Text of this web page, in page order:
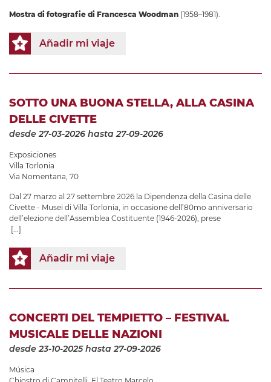
Mostra di fotografie di Francesca Woodman (1958–1981).
Añadir mi viaje
SOTTO UNA BUONA STELLA, ALLA CASINA
DELLE CIVETTE
desde 27-03-2026 hasta 27-09-2026
Exposiciones
Villa Torlonia
Via Nomentana, 70
Dal 27 marzo al 27 settembre 2026 la Dipendenza della Casina delle
Civette - Musei di Villa Torlonia, in occasione dell’80mo anniversario
dell’elezione dell’Assemblea Costituente (1946-2026), prese
[...]
Añadir mi viaje
CONCERTI DEL TEMPIETTO – FESTIVAL
MUSICALE DELLE NAZIONI
desde 23-10-2025hasta 27-09-2026
Música